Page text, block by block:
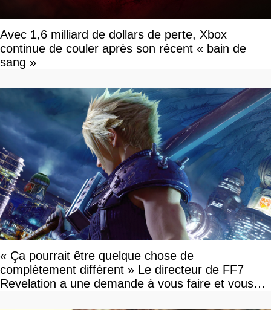
Avec 1,6 milliard de dollars de perte, Xbox
continue de couler après son récent « bain de
sang »
« Ça pourrait être quelque chose de
complètement différent » Le directeur de FF7
Revelation a une demande à vous faire et vous